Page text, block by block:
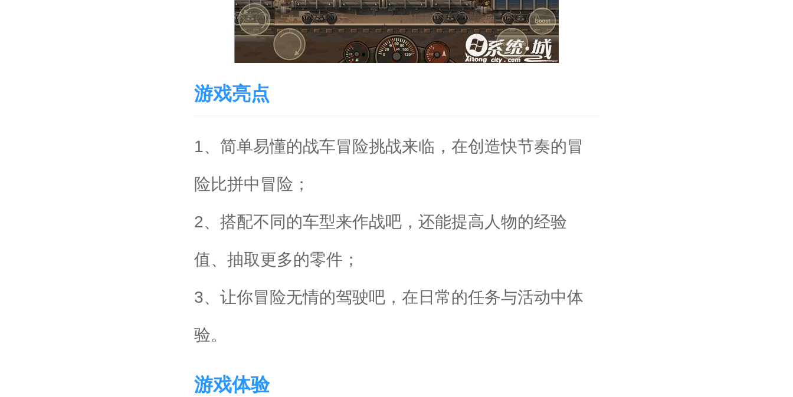
游戏亮点
1、简单易懂的战车冒险挑战来临，在创造快节奏的冒
险比拼中冒险；
2、搭配不同的车型来作战吧，还能提高人物的经验
值、抽取更多的零件；
3、让你冒险无情的驾驶吧，在日常的任务与活动中体
验。
游戏体验